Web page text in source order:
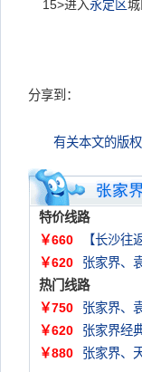
15>进入永定区
分享到：
有关本文的版
特价线路
￥660
【长沙
￥620
张家界、
热门线路
￥750
张家界、
￥620
张家界经
￥880
张家界、